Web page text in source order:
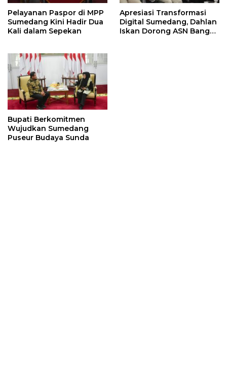
Pelayanan Paspor di MPP
Sumedang Kini Hadir Dua
Kali dalam Sepekan
Apresiasi Transformasi
Digital Sumedang, Dahlan
Iskan Dorong ASN Bangun
Bupati Berkomitmen
Wujudkan Sumedang
Puseur Budaya Sunda